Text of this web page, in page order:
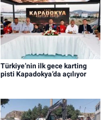
Türkiye’nin ilk gece karting
pisti Kapadokya’da açılıyor